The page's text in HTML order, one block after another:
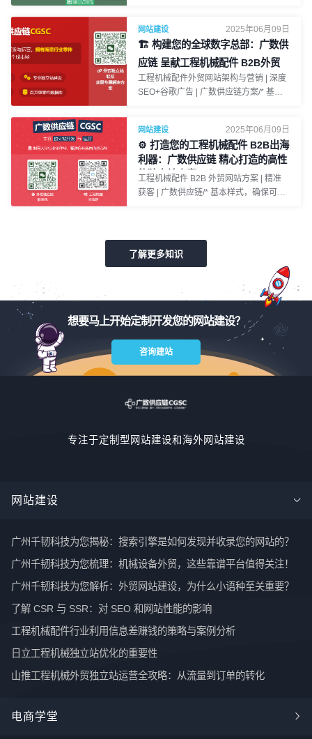
HTML 结构，接着通过 JavaScr
Independent WebsiteIn today's digital
age, for the construction machinery
industry, having a high - quality
independent website is of great
significance. Especially for well - known
brands like Hitachi Construction
效运营至关重要。从吸引流量到成功转化
为订单，这一过程涉及多个关键环节。广
州千韧科技旗下品牌广数供应链
CGSC，凭借丰富的经验和专业的团队，
为山推及其他工程机械企业提供全方位的
独立站运营解决方案，助力其在国际市场
个功能完善、设计精良的独立站是吸引流
量与转化订单的基石。广数供应链
CGSC 的专业团队在为山推打造独立站
时，首先会进行深入的市场调研，了解目
标客户的喜好、需求以及竞争对手的情
况。在网站设计上，采用简洁且符合国际
备上，如电脑、平板、手机等，都能完美
适配，提供一致的用户体验。网站的导航
栏要清晰明了，方便用户快速找到所需产
品和信息。产品展示页面应详细呈现产品
的参数、特点、优势以及应用场景，搭配
高清图片和视频，让客户全面了解山推的
工程机械产品。Building a High - Quality
2025年06月09日
网站建设
🏗️ 构建您的全球数字总部：广数供
应链 呈献工程机械配件 B2B外贸
网站架构与营销全景图！ 🌍
工程机械配件外贸网站架构与营销 | 深度
SEO+谷歌广告 | 广数供应链方案/* 基本
line-height: 1.6; color: #333; margin: 0;
padding: 20px; } h1, h2, h3, h4 { margin-
top: 25px; margin-bottom: 15px; } h1 {
text-align: center; color: #8A2BE2; /*
BlueViolet */ font-size: 2em; } h2 { color:
2025年06月09日
网站建设
⚙️ 打造您的工程机械配件 B2B出海
利器：广数供应链 精心打造的高性
能独立站方案！ 🚀
工程机械配件 B2B 外贸网站方案 | 精准
获客 | 广数供应链/* 基本样式，确保可读
h1, h2, h3, h4 { margin-top: 25px;
font-size: 2em; } h2 { color: #FF4500; /*
了解更多知识
想要马上开始定制开发您的网站建设？
咨询建站
专注于定制型网站建设和海外网站建设
网站建设
广州千韧科技为您揭秘：搜索引擎是如何发现并收录您的网站的？
广州千韧科技为您梳理：机械设备外贸，这些靠谱平台值得关注！
广州千韧科技为您解析：外贸网站建设，为什么小语种至关重要？
了解 CSR 与 SSR：对 SEO 和网站性能的影响
工程机械配件行业利用信息差赚钱的策略与案例分析
日立工程机械独立站优化的重要性
山推工程机械外贸独立站运营全攻略：从流量到订单的转化
电商学堂